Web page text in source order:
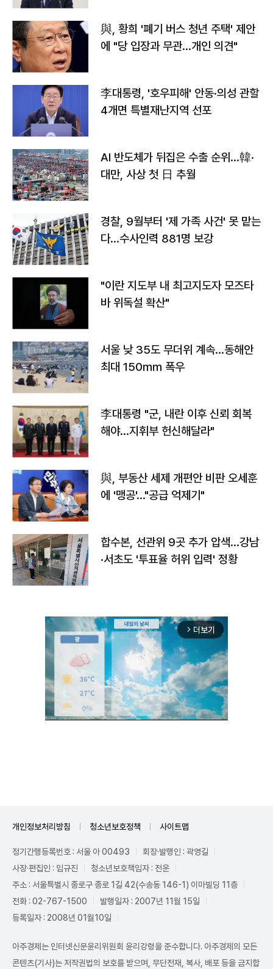
與, 황희 '폐기 버스 청년 주택' 제안
에 "당 입장과 무관…개인 의견"
李대통령, '호우피해' 안동·의성 관할
4개면 특별재난지역 선포
AI 반도체가 뒤집은 수출 순위…韓·
대만, 사상 첫 日 추월
경찰, 9월부터 '제 가족 사건' 못 맡는
다…수사인력 881명 보강
"이란 지도부 내 최고지도자 모즈타
바 위독설 확산"
서울 낮 35도 무더위 계속…동해안
최대 150㎜ 폭우
李대통령 "군, 내란 이후 신뢰 회복
해야…지휘부 헌신해달라"
與, 부동산 세제 개편안 비판 오세훈
에 '맹공'…"공급 억제기"
합수본, 선관위 9곳 추가 압색…강남
·서초도 '투표율 허위 입력' 정황
arrow_forward_ios 더보기
개인정보처리방침 청소년보호정책 사이트맵
정기간행등록번호 : 서울 아 00493
회장·발행인 : 곽영길
사장·편집인 : 임규진
청소년보호책임자 : 전운
주소 : 서울특별시 종로구 종로 1길 42(수송동 146-1) 이마빌딩 11층
전화 : 02-767-1500
발행일자 : 2007년 11월 15일
등록일자 : 2008년 01월10일
아주경제는 인터넷신문윤리위원회 윤리강령을 준수합니다. 아주경제의 모든
콘텐츠(기사)는 저작권법의 보호를 받으며, 무단전재, 복사, 배포 등을 금지합